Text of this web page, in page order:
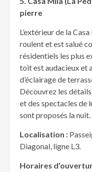
pierre
L’extérieur de la
roulent et est salué
résidentiels les plus
toit est audacieux et
d’éclairage de
Découvrez les
et des spectacles de
sont proposés la nuit.
Localisation :
Diagonal, ligne L3.
Horaires